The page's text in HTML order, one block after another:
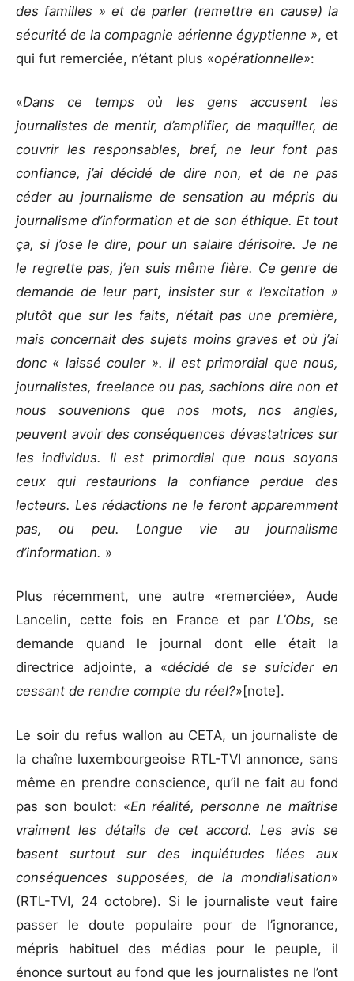
des familles » et de parler (remettre en cause) la
sécurité de la compagnie aérienne égyptienne », et
qui fut remerciée, n’étant plus «opérationnelle»:
«Dans ce temps où les gens accusent les
journalistes de mentir, d’amplifier, de maquiller, de
couvrir les responsables, bref, ne leur font pas
confiance, j’ai décidé de dire non, et de ne pas
céder au journalisme de sensation au mépris du
journalisme d’information et de son éthique. Et tout
ça, si j’ose le dire, pour un salaire dérisoire. Je ne
le regrette pas, j’en suis même fière. Ce genre de
demande de leur part, insister sur « l’excitation »
plutôt que sur les faits, n’était pas une première,
mais concernait des sujets moins graves et où j’ai
donc « laissé couler ». Il est primordial que nous,
journalistes, freelance ou pas, sachions dire non et
nous souvenions que nos mots, nos angles,
peuvent avoir des conséquences dévastatrices sur
les individus. Il est primordial que nous soyons
ceux qui restaurions la confiance perdue des
lecteurs. Les rédactions ne le feront apparemment
pas, ou peu. Longue vie au journalisme
d’information. »
Plus récemment, une autre «remerciée», Aude
Lancelin, cette fois en France et parL’Obs, se
demande quand le journal dont elle était la
directrice adjointe, a «décidé de se suicider en
cessant de rendre compte du réel?»[note].
Le soir du refus wallon au CETA, un journaliste de
la chaîne luxembourgeoise RTL-TVI annonce, sans
même en prendre conscience, qu’il ne fait au fond
pas son boulot: «En réalité, personne ne maîtrise
vraiment les détails de cet accord. Les avis se
basent surtout sur des inquiétudes liées aux
conséquences supposées, de la mondialisation»
(RTL-TVI, 24 octobre). Si le journaliste veut faire
passer le doute populaire pour de l’ignorance,
mépris habituel des médias pour le peuple, il
énonce surtout au fond que les journalistes ne l’ont